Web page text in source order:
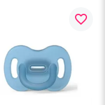
favorite_border